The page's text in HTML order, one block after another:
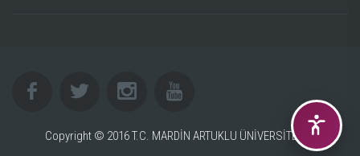
Copyright © 2016 T.C. MARDİN ARTUKLU ÜNİVERSİTESİ